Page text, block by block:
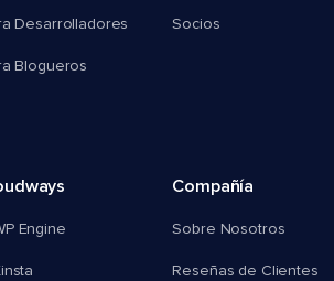
Desarrolladores
Blogueros
Socios
Engine
Compañía
Sobre Nosotros
Reseñas de Clientes